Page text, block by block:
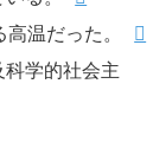
温だった。
学的社会主